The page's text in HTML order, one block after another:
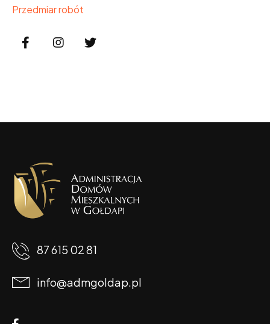
Przedmiar robót
87 615 02 81
info@admgoldap.pl